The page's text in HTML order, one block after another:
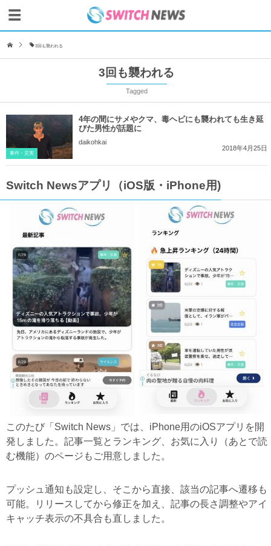
3回も襲われる
3回も襲われる
Tagged
事件・災害
4年の間にサメやクマ、毒ヘビにも襲われても生き延
びた男性が話題に
daikohkai
2018年4月25日
Switch Newsアプリ（iOS版・iPhone用)
このたび「Switch News」では、iPhone用のiOSアプリを開
発しました。記事一覧とランキング、お気に入り（あとで読
む機能）のページもご用意しました。
プッシュ通知も設定し、そこから直接、該当の記事へ遷移も
可能。リリースしてから修正を加え、記事の長さ調整やアイ
キャッチ表示の不具合も直しました。